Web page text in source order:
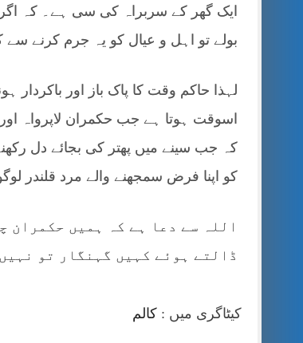
ایک گھر کے سربراہ کی سی ہے۔ کہ اگر
بولے تو اہل و عیال کو یہ جرم کرنے سے
لہذا حاکم وقت کا پاک باز اور
اسوقت ہوتا ہے جب حکمران لاپرواہ اور
کہ جب سینے میں پھتر کی بجائے دل
کو اپنا فرض سمجھنے والے مرد قلندر
اللہ سے دعا ہے کہ ہمیں حکمران
ڈالتے ہوئے کہیں گہنگار تو
کیٹاگری میں : کالم